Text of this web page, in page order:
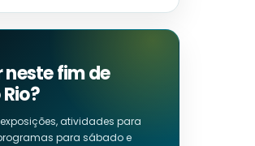
neste fim de
atividades para
para sábado e